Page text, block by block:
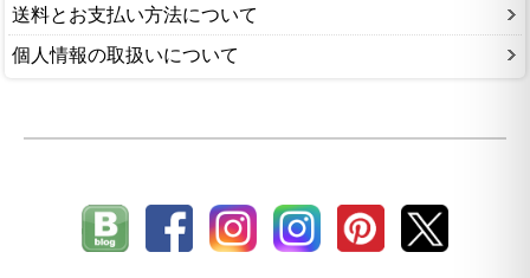
送料とお支払い方法について
個人情報の取扱いについて